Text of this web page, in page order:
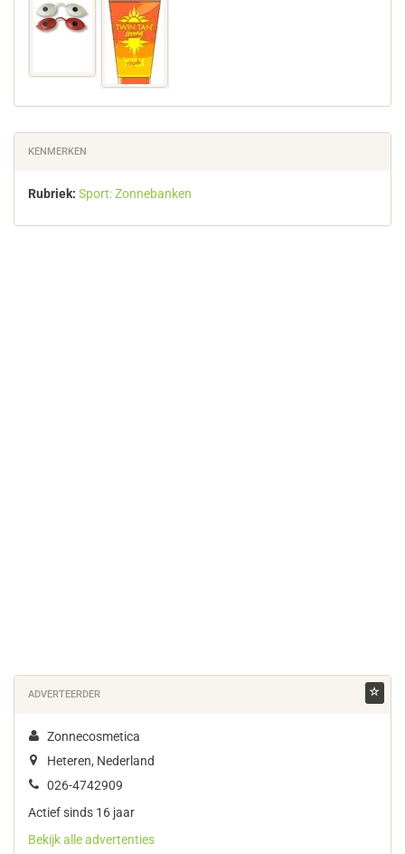
KENMERKEN
Rubriek: Sport: Zonnebanken
ADVERTEERDER
Zonnecosmetica
Heteren, Nederland
026-4742909
Actief sinds 16 jaar
Bekijk alle advertenties